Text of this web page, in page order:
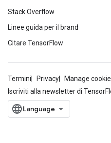
Stack Overflow
Linee guida per il brand
Citare TensorFlow
Termini Privacy
Manage
Iscriviti alla newsletter di